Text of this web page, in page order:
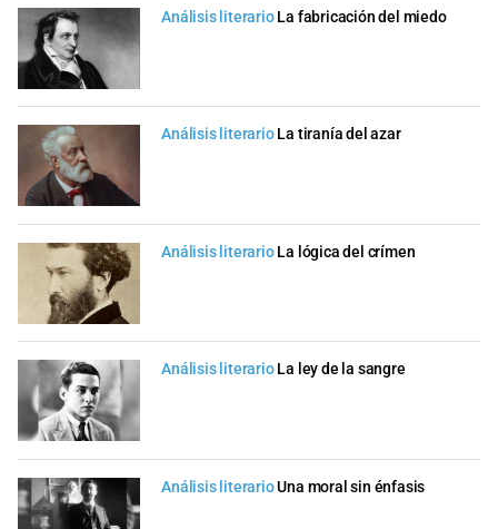
Análisis literario La fabricación del miedo
Análisis literario La tiranía del azar
Análisis literario La lógica del crímen
Análisis literario La ley de la sangre
Análisis literarioUna moral sin énfasis